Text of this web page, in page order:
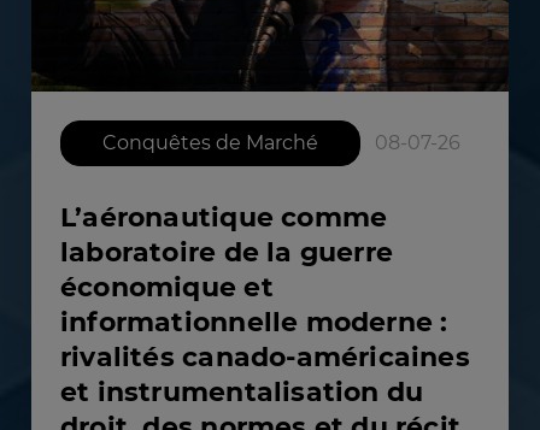
Conquêtes de Marché 08-07-26
L’aéronautique comme
laboratoire de la guerre
économique et
informationnelle moderne :
rivalités canado-américaines
et instrumentalisation du